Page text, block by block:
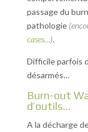
passage du
pathologie
cases…).
Difficile parfois
désarmés…
Burn-out
d’outils…
A la décharge